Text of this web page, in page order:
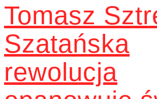
Tomasz
Szatańska
rewolucja